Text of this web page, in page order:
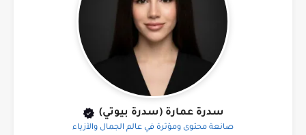
سدرة عمارة (سدرة بيوتي)
صانعة محتوى ومؤثرة في عالم الجمال والأزياء